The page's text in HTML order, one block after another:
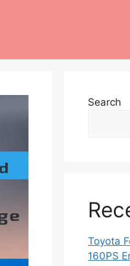
Search
Toyota
160PS